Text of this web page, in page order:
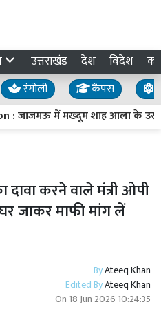
उत्तराखंड देश विदेश
रंगोली कैंपस
: जाजमऊ में मख्दूम शाह आला के उर्स
करने वाले मंत्री ओपी
जाकर माफी मांग लें
ByAteeq Khan
Edited ByAteeq Khan
On 18 Jun 2026 10:24:35